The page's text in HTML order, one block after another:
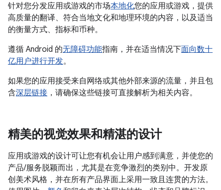
针对您分发应用或游戏的市场本地化您的应用或游戏，提供
高质量的翻译、符合当地文化和地理环境的内容，以及适当
的衡量方式、指标和币种。
遵循 Android 的无障碍功能指南，并在适当情况下面向数十
亿用户进行开发。
如果您的应用接受来自网络或其他外部来源的流量，并且包
含深层链接 ，请确保这些链接可直接解析为相关内容。
精美的视觉效果和精湛的设计
应用或游戏的设计可让您有机会让用户感到满意，并使您的
产品/服务脱颖而出，尤其是在竞争激烈的类别中。开发原
创美术风格，并在所有产品界面上采用一致且连贯的方法。